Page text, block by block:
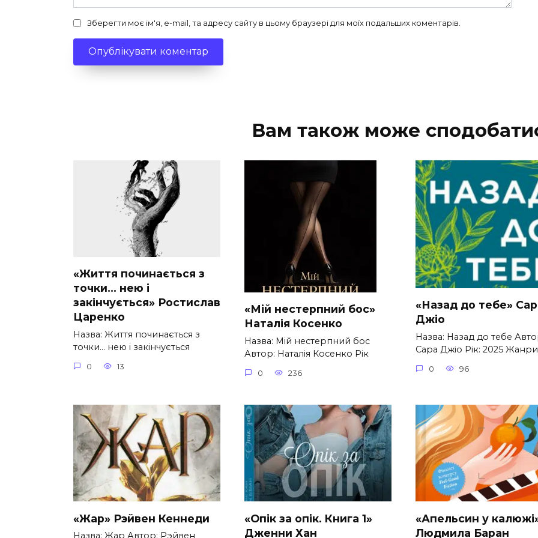
Зберегти моє ім'я, e-mail, та адресу сайту в цьому браузері для моїх подальших коментарів.
Вам також може
«Життя починається з
точки… нею і
закінчується» Ростислав
Царенко
Назва: Життя починається з
точки… нею і закінчується
0 13
«Мій нестерпний бос»
Наталія Косенко
Назва: Мій нестерпний бос
Автор: Наталія Косенко Рік
0 236
«Назад до тебе»
Джіо
Назва: Назад до тебе
Сара Джіо Рік: 2025 Жанри
0 96
«Жар» Рэйвен Кеннеди
Назва: Жар Автор: Рэйвен
«Опік за опік. Книга 1»
Дженни Хан
«Апельсин у
Людмила Баран